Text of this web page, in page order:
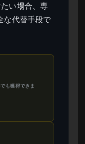
い場合、専
な代替手段で
も獲得できま